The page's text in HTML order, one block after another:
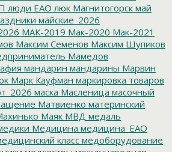
люди ЕАО люк Магнитогорск май
майские_2026
МАК-2019 Мак-2020 Мак-2021
Максим Семенов Максим Шупиков
Мамедов
мандарин мандарины Марвин
Марк Кауфман маркировка товаров
маска Масленица масочный
Матвиенко материнский
Маяк МВД медаль
Медицина медицина_ЕАО
класс медоборудование